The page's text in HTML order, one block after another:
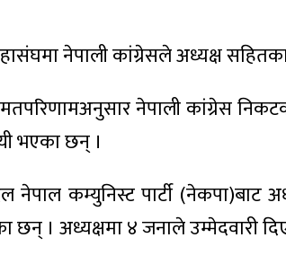
नेपाली कांग्रेसले अध्यक्ष
मतपरिणामअनुसार नेपाली कांग्रेस
भएका छन् ।
नेपाल कम्युनिस्ट पार्टी (नेकपा)बाट
छन् । अध्यक्षमा ४ जनाले उम्मेदवारी